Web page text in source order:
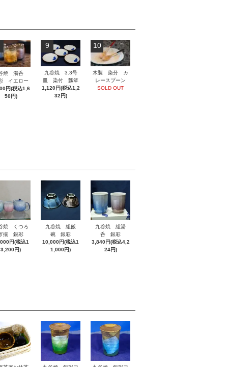
焼 湯呑
イエロー
円(税込1,6
50円)
9
九谷焼 3.3号
皿 染付 瓢箪
1,120円(税込1,2
32円)
10
木製 染分 カ
レースプーン
SOLD OUT
焼 くつろ
揃 銀彩
円(税込1
3,200円)
九谷焼 組飯
碗 銀彩
10,000円(税込1
1,000円)
九谷焼 組湯
呑 銀彩
3,840円(税込4,2
24円)